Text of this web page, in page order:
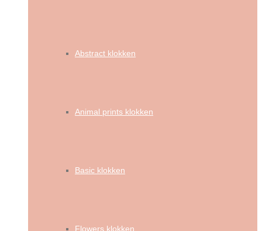
Abstract klokken
Animal prints klokken
Basic klokken
Flowers klokken